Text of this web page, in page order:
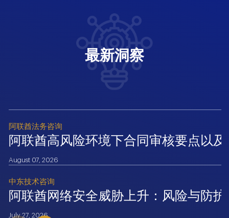
最新洞察
阿联酋法务咨询
阿联酋高风险环境下合同审核要点以
August 07, 2026
中东技术咨询
阿联酋网络安全威胁上升：风险与防护
July 27, 2026